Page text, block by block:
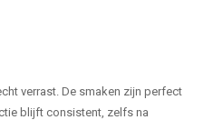
verrast. De smaken zijn perfect
blijft consistent, zelfs na